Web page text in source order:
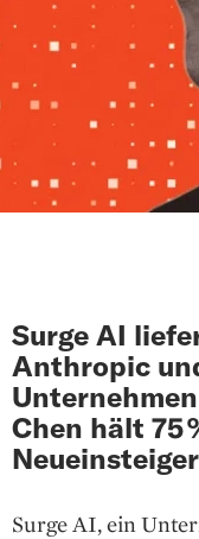
Surge AI
Anthropic
Chen hält 75
Surge AI, ein